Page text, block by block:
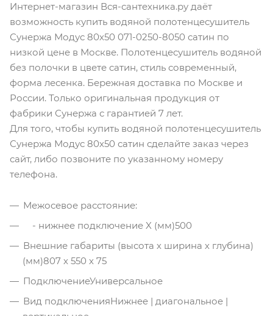
Интернет-магазин Вся-сантехника.ру даёт
возможность купить водяной полотенцесушитель
Сунержа Модус 80х50 071-0250-8050 сатин по
низкой цене в Москве. Полотенцесушитель водяной
без полочки в цвете сатин, стиль современный,
форма лесенка. Бережная доставка по Москве и
России. Только оригинальная продукция от
фабрики Сунержа с гарантией 7 лет.
Для того, чтобы купить водяной полотенцесушитель
Сунержа Модус 80х50 сатин сделайте заказ через
сайт, либо позвоните по указанному номеру
телефона.
Межосевое расстояние:
- нижнее подключение X (мм)500
Внешние габариты (высота х ширина х глубина)
(мм)807 х 550 х 75
ПодключениеУниверсальное
Вид подключенияНижнее | диагональное |